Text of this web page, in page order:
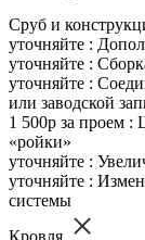
Сруб и
уточняйте :
уточняйте :
уточняйте :
или заводской
1 500р за проем
«ройки»
уточняйте :
уточняйте :
системы